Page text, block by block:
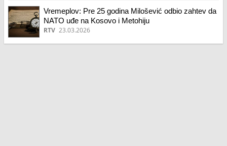
Vremeplov: Pre 25 godina Milošević odbio zahtev da
NATO uđe na Kosovo i Metohiju
RTV 23.03.2026